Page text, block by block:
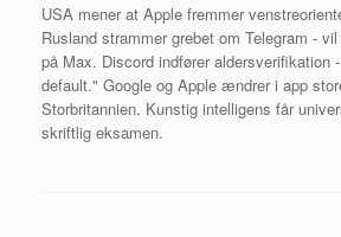
USA mener at Apple fremmer
Rusland strammer grebet om Telegram -
på Max. Discord indfører aldersverifikation
default." Google og Apple ændrer i app
Storbritannien. Kunstig intelligens får
skriftlig eksamen.